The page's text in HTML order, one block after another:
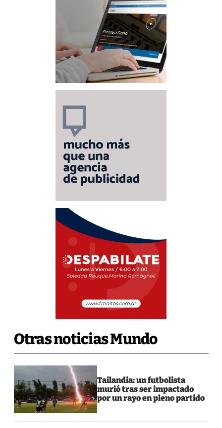
Otras noticias Mundo
Tailandia: un futbolista
murió tras ser impactado
por un rayo en pleno partido